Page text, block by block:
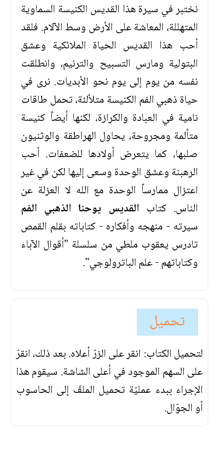
نختبر في سيرة هذا القديس الكنيسة السماوية
المتهللة، المعاشة على الأرض وسط الآلام. فلقد
أحب هذا القديس الحياة الملائكية وعشق
البتولية ومارس التسبيح والترنيم، وانطلقت
نفسه من يوم إلى يوم نحو الأبديات. نرى في
حياة ذهبي الفم الكنيسة متلألئة، تحمل طاقات
نامية في العبادة والكرازة، لكنها أيضاً كنيسة
متألمة ومجروحة، يحاول الهراطقة والوثنيون
صلبها، كما يتعرض أولادها للضعفات. أحب
الرهبنة وعشق الوحدة وسعى إليها لكن في غير
اعتزال ممارساً الوحدة مع الله لا العزلة عن
الناس. كتاب القديس يوحنا الذهبي الفم
سيرته - منهجه وأفكاره - كتاباته بقلم القمص
تادرس يعقوب ملطي من سلسلة "أقوال الآباء
وكتاباتهم - علم الباترولوجي".
تحميل
لتحميل الكتاب: انقر على الزرّ أعلاه. بعد ذلك، انقرّ
على السهم الموجود في أعلى الشاشة. سيقوم هذا
الإجراء ببدء عمليّة تحميل الملفّ إلى الحاسوب
أو الجوّال.